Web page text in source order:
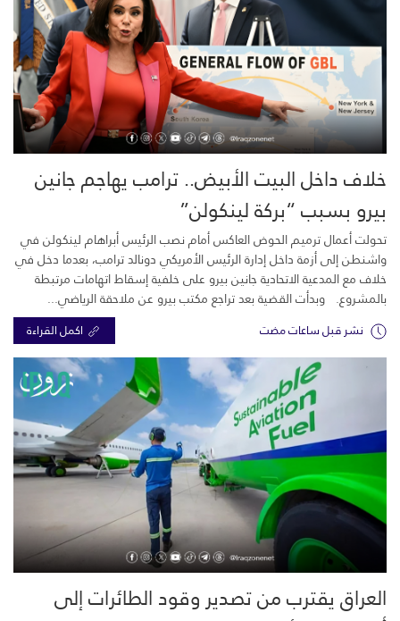
خلاف داخل البيت الأبيض.. ترامب يهاجم جانين
بيرو بسبب “بركة لينكولن”
تحولت أعمال ترميم الحوض العاكس أمام نصب الرئيس أبراهام لينكولن في
واشنطن إلى أزمة داخل إدارة الرئيس الأمريكي دونالد ترامب، بعدما دخل في
خلاف مع المدعية الاتحادية جانين بيرو على خلفية إسقاط اتهامات مرتبطة
بالمشروع. وبدأت القضية بعد تراجع مكتب بيرو عن ملاحقة الرياضي...
نشر قبل ساعات مضت اكمل القراءة
العراق يقترب من تصدير وقود الطائرات إلى